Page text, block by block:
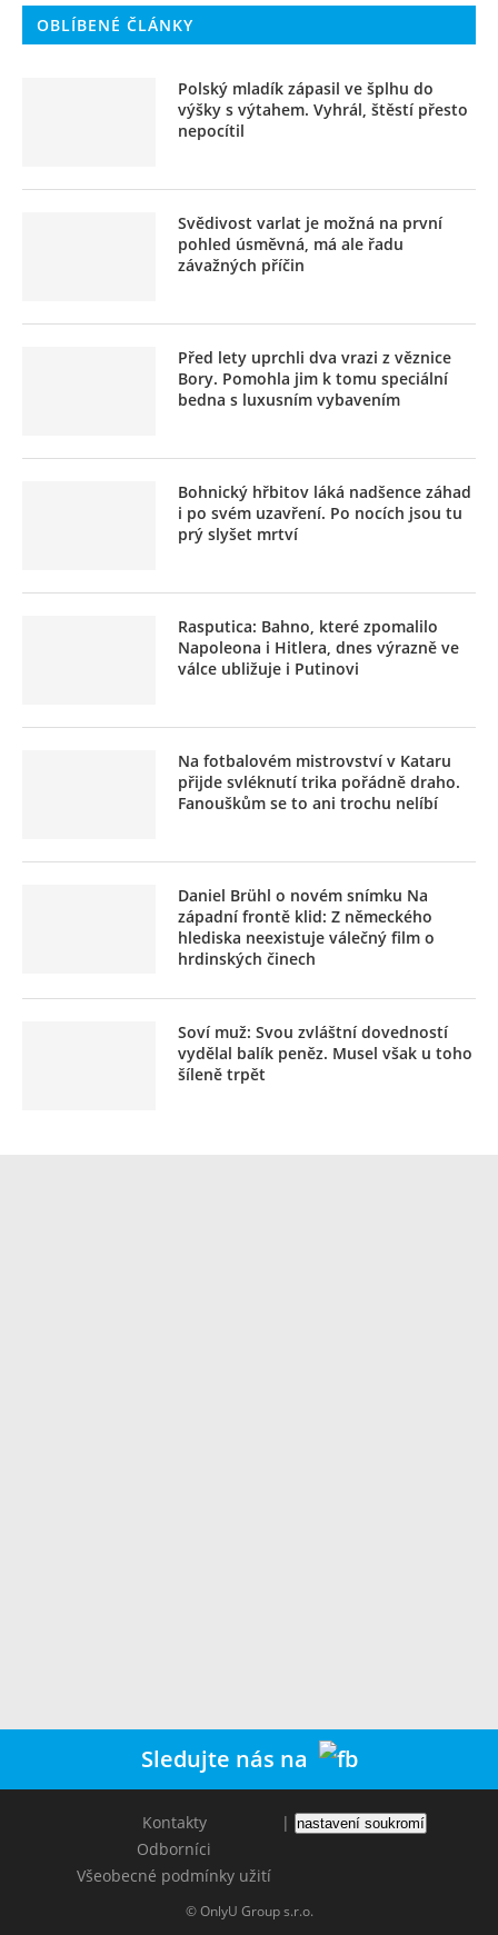
OBLÍBENÉ ČLÁNKY
Polský mladík zápasil ve šplhu do
výšky s výtahem. Vyhrál, štěstí přesto
nepocítil
Svědivost varlat je možná na první
pohled úsměvná, má ale řadu
závažných příčin
Před lety uprchli dva vrazi z věznice
Bory. Pomohla jim k tomu speciální
bedna s luxusním vybavením
Bohnický hřbitov láká nadšence záhad
i po svém uzavření. Po nocích jsou tu
prý slyšet mrtví
Rasputica: Bahno, které zpomalilo
Napoleona i Hitlera, dnes výrazně ve
válce ubližuje i Putinovi
Na fotbalovém mistrovství v Kataru
přijde svléknutí trika pořádně draho.
Fanouškům se to ani trochu nelíbí
Daniel Brühl o novém snímku Na
západní frontě klid: Z německého
hlediska neexistuje válečný film o
hrdinských činech
Soví muž: Svou zvláštní dovedností
vydělal balík peněz. Musel však u toho
šíleně trpět
Sledujte nás na
Kontakty
Odborníci
Všeobecné podmínky užití
| nastavení soukromí
© OnlyU Group s.r.o.